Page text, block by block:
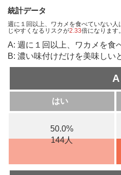
統計データ
週に１回以上、ワカメを食べていない
じやすくなるリスクが2.33倍になります。
A: 週に１回以上、ワカメを食
B: 濃い味付けだけを美味しい
A
はい
50.0%
144人